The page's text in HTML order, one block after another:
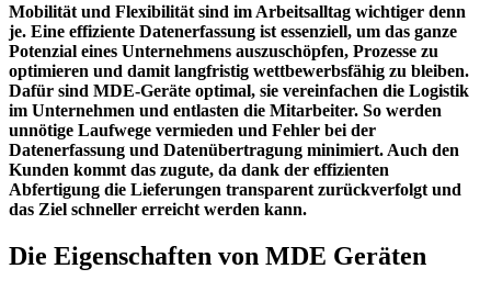
Mobilität und Flexibilität sind im Arbeitsalltag wichtiger denn
je. Eine effiziente Datenerfassung ist essenziell, um das ganze
Potenzial eines Unternehmens auszuschöpfen, Prozesse zu
optimieren und damit langfristig wettbewerbsfähig zu bleiben.
Dafür sind MDE-Geräte optimal, sie vereinfachen die Logistik
im Unternehmen und entlasten die Mitarbeiter. So werden
unnötige Laufwege vermieden und Fehler bei der
Datenerfassung und Datenübertragung minimiert. Auch den
Kunden kommt das zugute, da dank der effizienten
Abfertigung die Lieferungen transparent zurückverfolgt und
das Ziel schneller erreicht werden kann.
Die Eigenschaften von MDE Geräten